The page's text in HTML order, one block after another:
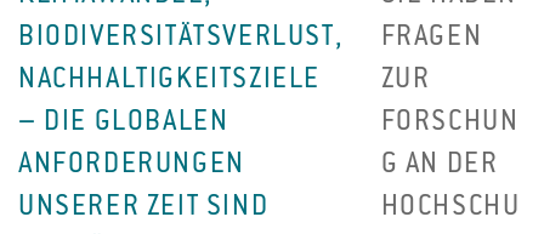
BIODIVERSITÄTSVERLUST,
NACHHALTIGKEITSZIELE
– DIE GLOBALEN
ANFORDERUNGEN
UNSERER ZEIT SIND
FRAGEN
ZUR
FORSCHUN
G AN DER
HOCHSCHU